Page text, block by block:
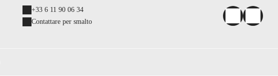
+33 6 11 90 06 34
Contattare per smalto